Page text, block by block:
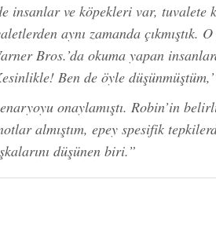
insanlar ve köpekleri var, tuvalete
aynı zamanda çıkmıştık.
Bros.’da okuma yapan
Ben de öyle
onaylamıştı. Robin’in
almıştım, epey spesifik
düşünen biri.”